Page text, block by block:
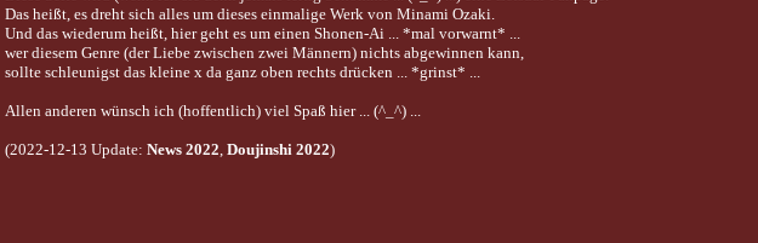
Das heißt, es dreht sich alles um dieses einmalige Werk von Minami Ozaki.
Und das wiederum heißt, hier geht es um einen Shonen-Ai ... *mal vorwarnt* ...
wer diesem Genre (der Liebe zwischen zwei Männern) nichts abgewinnen kann,
sollte schleunigst das kleine x da ganz oben rechts drücken ... *grinst* ...
Allen anderen wünsch ich (hoffentlich) viel Spaß hier ... (^_^) ...
(2022-12-13 Update: News 2022 Doujinshi 2022)